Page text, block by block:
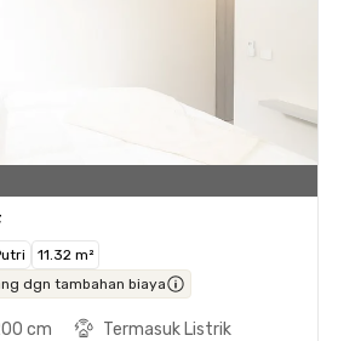
11.32 m²
dgn tambahan biaya
cm
Termasuk Listrik